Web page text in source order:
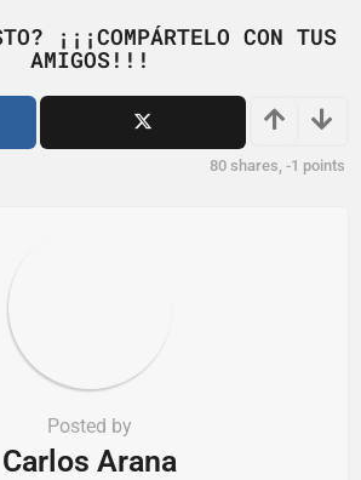
¡¡¡COMPÁRTELO CON TUS
AMIGOS!!!
80 shares, -1 points
Posted by
Carlos Arana